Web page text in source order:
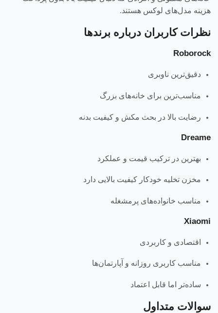
هزینه مدل‌های لوکس هستند.
نظرات کاربران درباره برندها
Roborock
دقیق‌ترین ناوبری
مناسب‌ترین برای خانه‌های بزرگ
رضایت بالا در بحث مکش و کیفیت بدنه
Dreame
بهترین در ترکیب قیمت و عملکرد
مخزن تخلیه خودکار کیفیت بالایی دارد
مناسب خانواده‌های پرمشغله
Xiaomi
اقتصادی و کاربردی
مناسب کاربری روزانه و آپارتمان‌ها
ساده‌تر اما قابل اعتماد
سوالات متداول